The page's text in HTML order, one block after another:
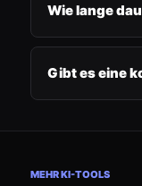
Wie lange
Gibt es eine
MEHR KI-TOOLS